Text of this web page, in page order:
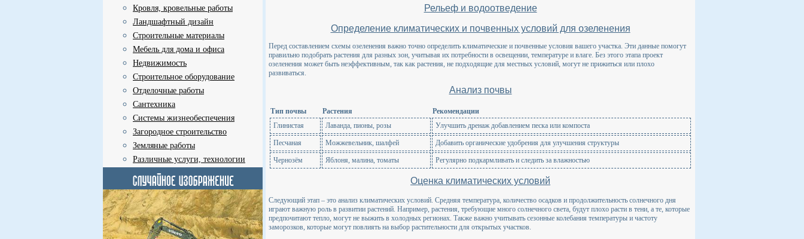
Кровля, кровельные работы
Ландшафтный дизайн
Строительные материалы
Мебель для дома и офиса
Недвижимость
Строительное оборудование
Отделочные работы
Сантехника
Системы жизнеобеспечения
Загородное строительство
Земляные работы
Различные услуги, технологии
Рельеф и водоотведение
Определение климатических и почвенных условий для озеленения
Перед составлением схемы озеленения важно точно определить климатические и почвенные условия вашего участка. Эти данные помогут
правильно подобрать растения для разных зон, учитывая их потребности в освещении, температуре и влаге. Без этого этапа проект
озеленения может быть неэффективным, так как растения, не подходящие для местных условий, могут не прижиться или плохо
развиваться.
Анализ почвы
Тип почвы Растения
Рекомендации
Глинистая
Лаванда, пионы, розы Улучшить дренаж добавлением песка или компоста
Песчаная Можжевельник, шалфей Добавить органические удобрения для улучшения структуры
Чернозём Яблоня, малина, томаты Регулярно подкармливать и следить за влажностью
Оценка климатических условий
Следующий этап – это анализ климатических условий. Средняя температура, количество осадков и продолжительность солнечного дня
играют важную роль в развитии растений. Например, растения, требующие много солнечного света, будут плохо расти в тени, а те, которые
предпочитают тепло, могут не выжить в холодных регионах. Также важно учитывать сезонные колебания температуры и частоту
заморозков, которые могут повлиять на выбор растительности для открытых участков.